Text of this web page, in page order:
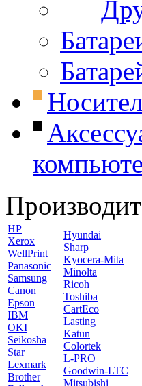
HP
Xerox
WellPrint
Panasonic
Samsung
Canon
Epson
IBM
OKI
Seikosha
Star
Lexmark
Brother
Hyundai
Sharp
Kyocera-Mita
Minolta
Ricoh
Toshiba
CartEco
Lasting
Katun
Colortek
L-PRO
Goodwin-LTC
Mitsubishi